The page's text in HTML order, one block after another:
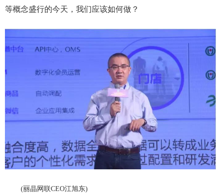
等概念盛行的今天，我们应该如何做？
(丽晶网联CEO江旭东)